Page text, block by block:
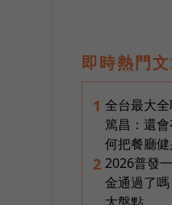
即時熱門
1 全台最大
篤昌：還
何把餐廳
2 2026普發
金通過了